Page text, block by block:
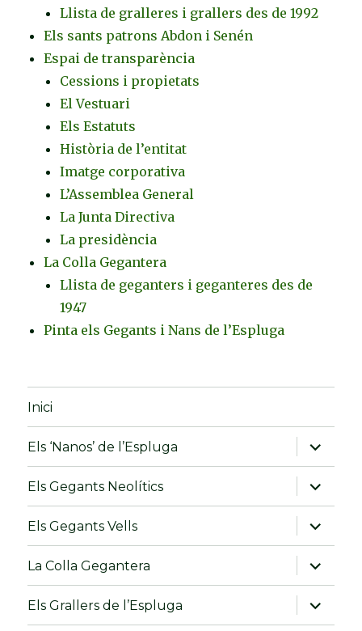
Llista de gralleres i grallers des de 1992
Els sants patrons Abdon i Senén
Espai de transparència
Cessions i propietats
El Vestuari
Els Estatuts
Història de l’entitat
Imatge corporativa
L’Assemblea General
La Junta Directiva
La presidència
La Colla Gegantera
Llista de geganters i geganteres des de
1947
Pinta els Gegants i Nans de l’Espluga
Inici
Els ‘Nanos’ de l’Espluga
amplia
el
menú
fill
Els Gegants Neolítics
amplia
el
menú
fill
Els Gegants Vells
amplia
el
menú
fill
La Colla Gegantera
amplia
el
menú
fill
Els Grallers de l’Espluga
amplia
el
menú